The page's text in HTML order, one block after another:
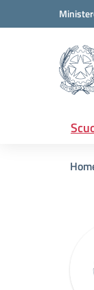
Vai ai contenuti
Vai al menu di